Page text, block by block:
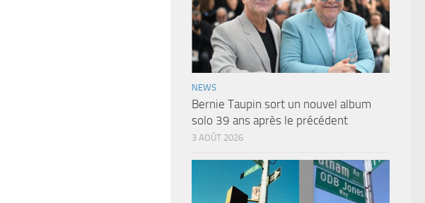
NEWS
Bernie Taupin sort un nouvel album
solo 39 ans après le précédent
3 AOÛT 2026